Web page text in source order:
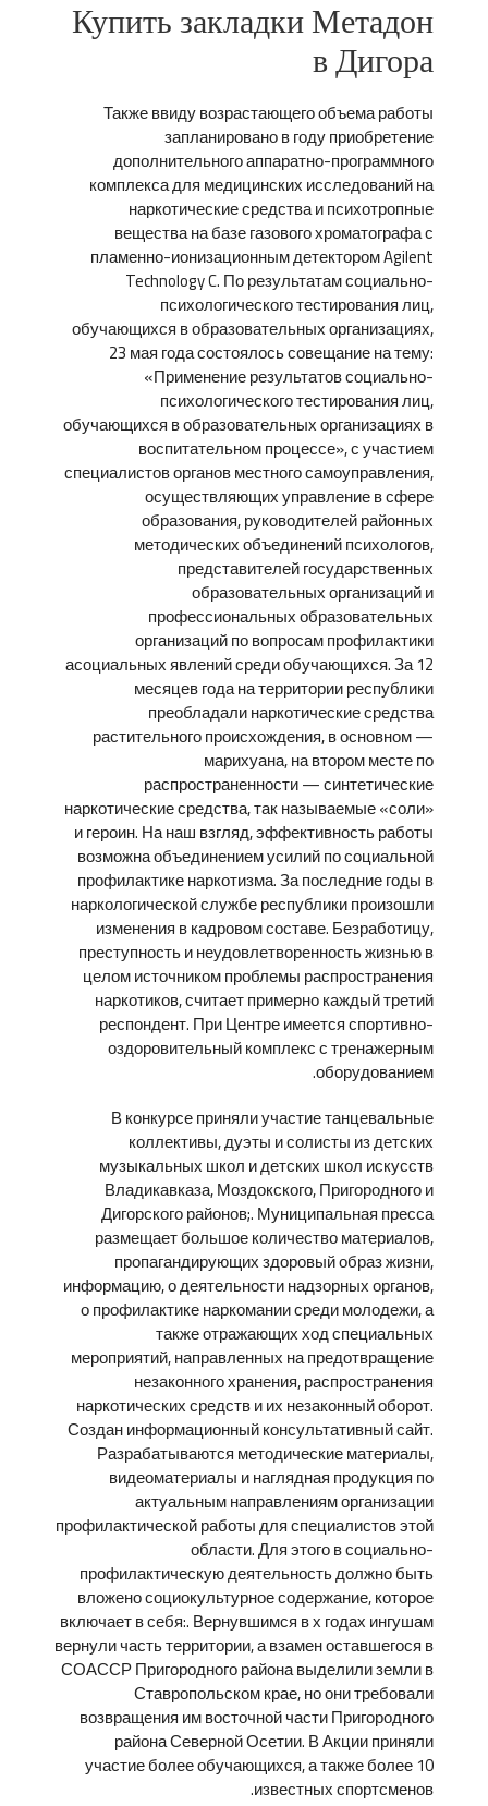
Купить закладки Метадон
в Дигора
Также ввиду возрастающего объема работы
запланировано в году приобретение
дополнительного аппаратно-программного
комплекса для медицинских исследований на
наркотические средства и психотропные
вещества на базе газового хроматографа с
пламенно-ионизационным детектором Agilent
Technology C. По результатам социально-
психологического тестирования лиц,
обучающихся в образовательных организациях,
23 мая года состоялось совещание на тему:
«Применение результатов социально-
психологического тестирования лиц,
обучающихся в образовательных организациях в
воспитательном процессе», с участием
специалистов органов местного самоуправления,
осуществляющих управление в сфере
образования, руководителей районных
методических объединений психологов,
представителей государственных
образовательных организаций и
профессиональных образовательных
организаций по вопросам профилактики
асоциальных явлений среди обучающихся. За 12
месяцев года на территории республики
преобладали наркотические средства
растительного происхождения, в основном —
марихуана, на втором месте по
распространенности — синтетические
наркотические средства, так называемые «соли»
и героин. На наш взгляд, эффективность работы
возможна объединением усилий по социальной
профилактике наркотизма. За последние годы в
наркологической службе республики произошли
изменения в кадровом составе. Безработицу,
преступность и неудовлетворенность жизнью в
целом источником проблемы распространения
наркотиков, считает примерно каждый третий
респондент. При Центре имеется спортивно-
оздоровительный комплекс с тренажерным
оборудованием.
В конкурсе приняли участие танцевальные
коллективы, дуэты и солисты из детских
музыкальных школ и детских школ искусств
Владикавказа, Моздокского, Пригородного и
Дигорского районов;. Муниципальная пресса
размещает большое количество материалов,
пропагандирующих здоровый образ жизни,
информацию, о деятельности надзорных органов,
о профилактике наркомании среди молодежи, а
также отражающих ход специальных
мероприятий, направленных на предотвращение
незаконного хранения, распространения
наркотических средств и их незаконный оборот.
Создан информационный консультативный сайт.
Разрабатываются методические материалы,
видеоматериалы и наглядная продукция по
актуальным направлениям организации
профилактической работы для специалистов этой
области. Для этого в социально-
профилактическую деятельность должно быть
вложено социокультурное содержание, которое
включает в себя:. Вернувшимся в х годах ингушам
вернули часть территории, а взамен оставшегося в
СОАССР Пригородного района выделили земли в
Ставропольском крае, но они требовали
возвращения им восточной части Пригородного
района Северной Осетии. В Акции приняли
участие более обучающихся, а также более 10
известных спортсменов.